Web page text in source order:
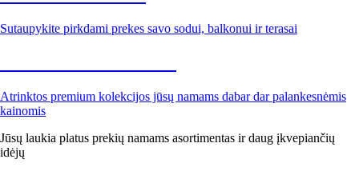
Sutaupykite pirkdami prekes savo sodui, balkonui ir terasai
Atrinktos premium kolekcijos jūsų namams dabar dar palankesnėmis
kainomis
Jūsų laukia platus prekių namams asortimentas ir daug įkvepiančių
idėjų